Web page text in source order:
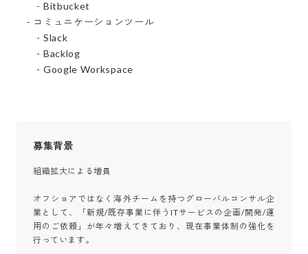
- Bitbucket
- コミュニケーションツール
- Slack
- Backlog
- Google Workspace
募集背景
組織拡大による増員
オフショアではなく海外チームを持つグローバルコンサル企
業として、「新規/既存事業に伴うITサービスの企画/開発/運
用のご依頼」が年々増えてきており、現在事業体制の強化を
行っています。